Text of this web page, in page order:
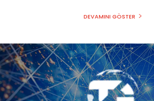
DEVAMINI GÖSTER